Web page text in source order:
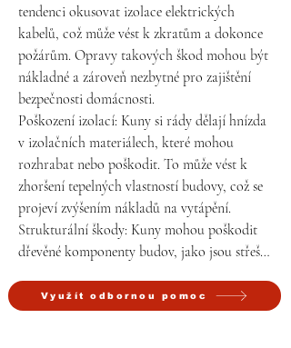
tendenci okusovat izolace elektrických
kabelů, což může vést k zkratům a dokonce
požárům. Opravy takových škod mohou být
nákladné a zároveň nezbytné pro zajištění
bezpečnosti domácnosti.
Poškození izolací: Kuny si rády dělají hnízda
v izolačních materiálech, které mohou
rozhrabat nebo poškodit. To může vést k
zhoršení tepelných vlastností budovy, což se
projeví zvýšením nákladů na vytápění.
Strukturální škody: Kuny mohou poškodit
dřevěné komponenty budov, jako jsou střešní
svém průniku dovnitř. Tyto škody mohou
Využít odbornou pomoc